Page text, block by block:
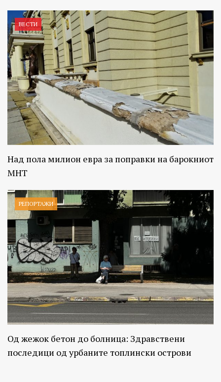
ВЕСТИ
Над пола милион евра за поправки на барокниот
МНТ
РЕПОРТАЖИ
Од жежок бетон до болница: Здравствени
последици од урбаните топлински острови